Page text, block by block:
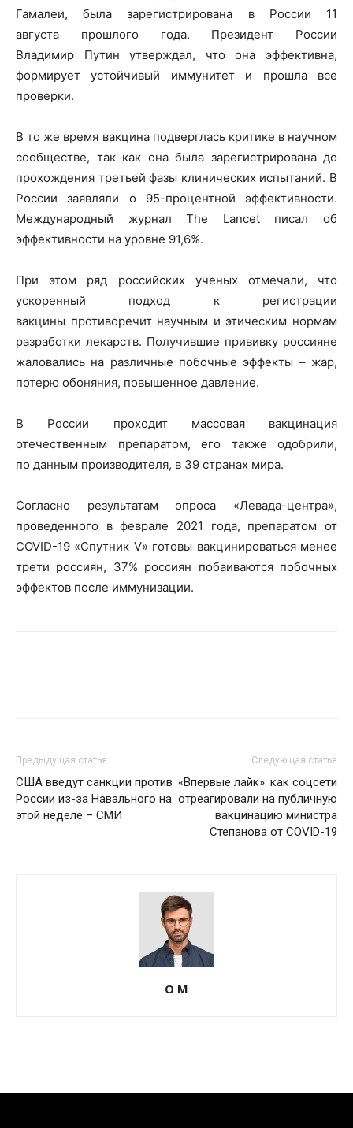
Гамалеи, была зарегистрирована в России 11
августа прошлого года. Президент России
Владимир Путин утверждал, что она эффективна,
формирует устойчивый иммунитет и прошла все
проверки.
В то же время вакцина подверглась критике в научном
сообществе, так как она была зарегистрирована до
прохождения третьей фазы клинических испытаний. В
России заявляли о 95-процентной эффективности.
Международный журнал The Lancet писал об
эффективности на уровне 91,6%.
При этом ряд российских ученых отмечали, что
ускоренный подход к регистрации
вакцины противоречит научным и этическим нормам
разработки лекарств. Получившие прививку россияне
жаловались на различные побочные эффекты – жар,
потерю обоняния, повышенное давление.
В России проходит массовая вакцинация
отечественным препаратом, его также одобрили,
по данным производителя, в 39 странах мира.
Согласно результатам опроса «Левада-центра»,
проведенного в феврале 2021 года, препаратом от
COVID-19 «Спутник V» готовы вакцинироваться менее
трети россиян, 37% россиян побаиваются побочных
эффектов после иммунизации.
Предыдущая статья
США введут санкции против
России из-за Навального на
этой неделе – СМИ
Следующая статья
«Впервые лайк»: как соцсети
отреагировали на публичную
вакцинацию министра
Степанова от COVID-19
О М